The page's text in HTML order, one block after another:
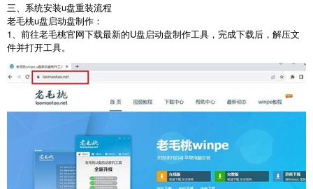
三、系统安装u盘重装流程
老毛桃u盘启动盘制作：
1、前往老毛桃官网下载最新的U盘启动盘制作工具，完成下载后，解压文
件并打开工具。